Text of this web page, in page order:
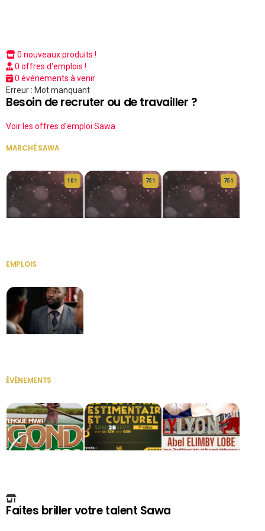
0 nouveaux produits !
0 offres d'emplois !
0 événements à venir
Erreur : Mot manquant
Besoin de recruter ou de travailler ?
Voir les offres d'emploi Sawa
MARCHÉ SAWA
10 1 75 1 75 1
EMPLOIS
ÉVÉNEMENTS
Faites briller votre talent Sawa